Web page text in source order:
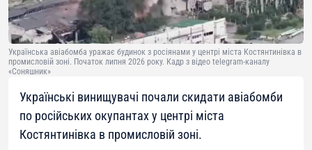
Українська авіабомба уражає будинок з росіянами у центрі міста Костянтинівка в
промисловій зоні. Початок липня 2026 року. Кадр з відео telegram-каналу
«Соняшник»
Українські винищувачі почали скидати авіабомби
по російських окупантах у центрі міста
Костянтинівка в промисловій зоні.